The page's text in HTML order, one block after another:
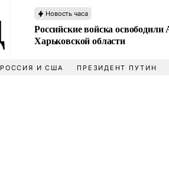
Новость часа
Российские войска
Харьковской области
РОССИЯ И США ПРЕЗИДЕНТ ПУТИН